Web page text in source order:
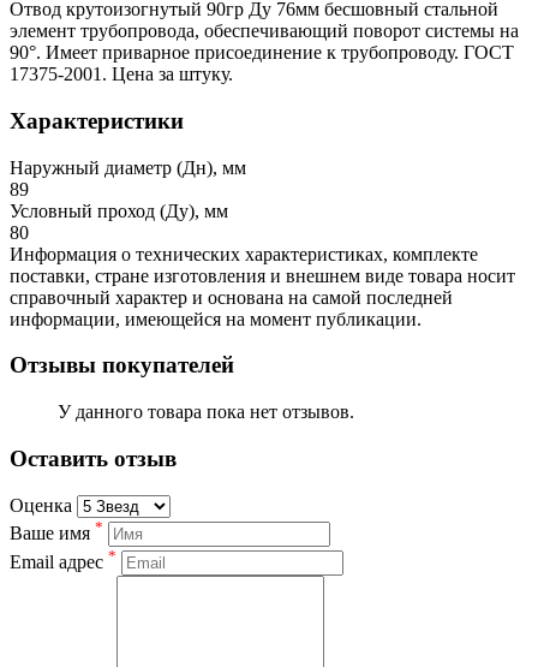
Отвод крутоизогнутый 90гр Ду 76мм бесшовный стальной
элемент трубопровода, обеспечивающий поворот системы на
90°. Имеет приварное присоединение к трубопроводу. ГОСТ
17375-2001. Цена за штуку.
Характеристики
Наружный диаметр (Дн), мм
89
Условный проход (Ду), мм
80
Информация о технических характеристиках, комплекте
поставки, стране изготовления и внешнем виде товара носит
справочный характер и основана на самой последней
информации, имеющейся на момент публикации.
Отзывы покупателей
У данного товара пока нет отзывов.
Оставить отзыв
Оценка
Ваше имя *
Email адрес *